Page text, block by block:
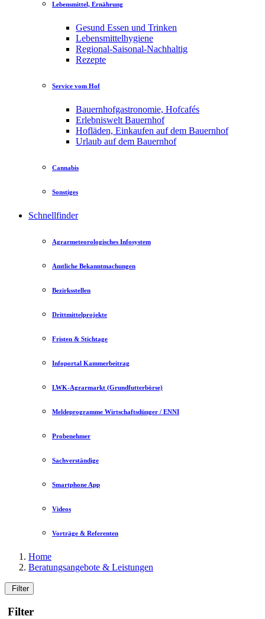
Lebensmittel, Ernährung
Gesund Essen und Trinken
Lebensmittelhygiene
Regional-Saisonal-Nachhaltig
Rezepte
Service vom Hof
Bauernhofgastronomie, Hofcafés
Erlebniswelt Bauernhof
Hofläden, Einkaufen auf dem Bauernhof
Urlaub auf dem Bauernhof
Cannabis
Sonstiges
Schnellfinder
Agrarmeteorologisches Infosystem
Amtliche Bekanntmachungen
Bezirksstellen
Drittmittelprojekte
Fristen & Stichtage
Infoportal Kammerbeitrag
LWK-Agrarmarkt (Grundfutterbörse)
Meldeprogramme Wirtschaftsdünger / ENNI
Probenehmer
Sachverständige
Smartphone App
Videos
Vorträge & Referenten
Home
Beratungsangebote & Leistungen
Filter
Filter